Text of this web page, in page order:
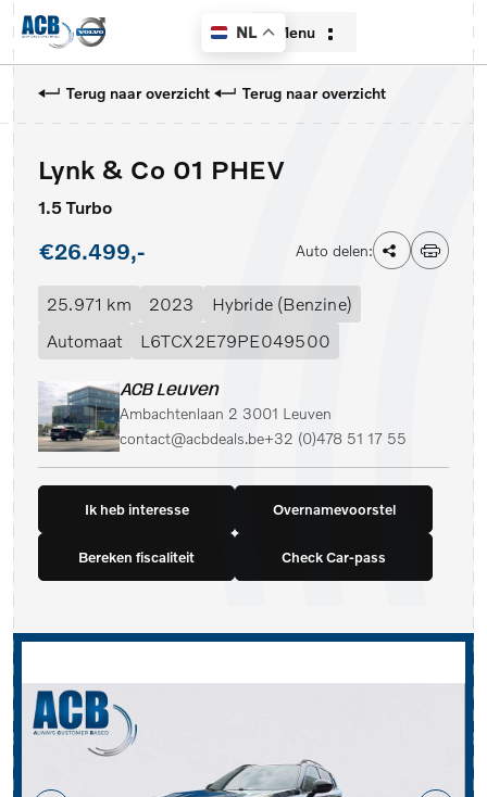
NL Menu
Aanbod
Diensten
Over ons
Verkocht
Terug naar overzicht Terug naar overzicht
Lynk & Co 01 PHEV
1.5 Turbo
€26.499,- Auto delen:
25.971 km 2023
Hybride (Benzine)
Automaat
L6TCX2E79PE049500
ACB Leuven
Ambachtenlaan 2 3001 Leuven
contact@acbdeals.be+32 (0)478 51 17 55
Ik heb interesse Overnamevoorstel
Bereken fiscaliteit Check Car-pass